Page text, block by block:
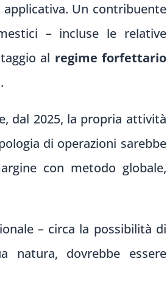
Un contribuente
– incluse le relative
al regime forfettario
dal 2025, la propria attività
di operazioni sarebbe
con metodo globale,
– circa la possibilità di
natura, dovrebbe essere